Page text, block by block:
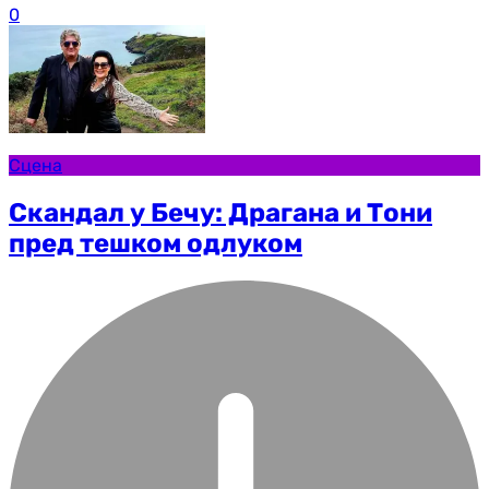
0
Сцена
Скандал у Бечу: Драгана и Тони
пред тешком одлуком